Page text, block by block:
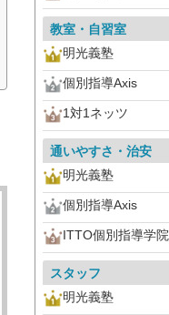
教室・自習室
明光義塾
個別指導Axis
1対1ネッツ
通いやすさ・治安
明光義塾
個別指導Axis
ITTO個別指導学院
スタッフ
明光義塾